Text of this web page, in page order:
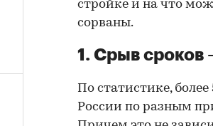
стройке и на что
сорваны.
1. Срыв сроков
По статистике,
России по разным